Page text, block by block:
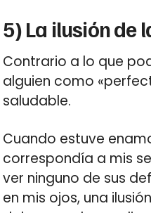
5) La ilusión de
Contrario a lo que
alguien como
saludable.
Cuando estuve
correspondía a mis
ver ninguno de sus
en mis ojos, una